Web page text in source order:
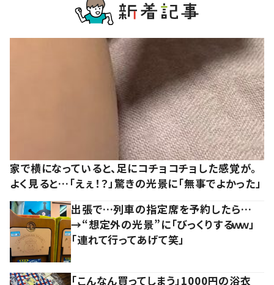
家で横になっていると、足にコチョコチョした感覚が。
よく見ると…「えぇ！？」驚きの光景に「無事でよかった」
出張で…列車の指定席を予約したら…
→“想定外の光景”に「びっくりするｗｗ」
「連れて行ってあげて笑」
「こんなん買ってしまう」1000円の浴衣